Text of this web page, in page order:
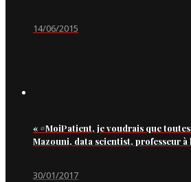
14/06/2015
« #MoiPatient, je voudrais que
Mazouni, data scientist, professeur à
30/01/2017